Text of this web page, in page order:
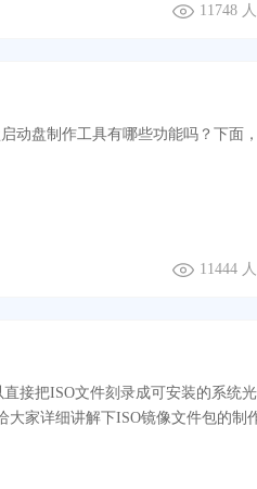
11748
动盘制作工具有哪些功能吗？下面
11444
接把ISO文件刻录成可安装的系统光
家详细讲解下ISO镜像文件包的制